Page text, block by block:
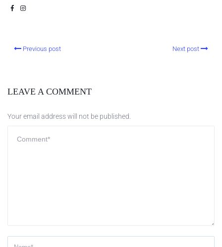
Previous post Next post
LEAVE A COMMENT
Your email address will not be published.